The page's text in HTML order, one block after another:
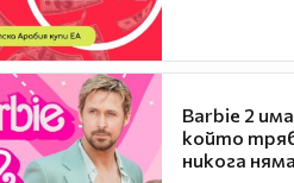
Barbie 2
който
никога